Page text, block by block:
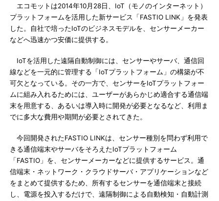
エコモットは2014年10月28日、IoT（モノのインターネット）
プラットフォームを活用した新サービス「FASTIO LINK」を発表
した。自社で培ったIoTのビジネスモデルを、センサーメーカー
などへ迅速かつ安価に提供する。
IoTを活用した遠隔自動制御には、センサーやサーバ、通信回
線などを一元的に管理する「IoTプラットフォーム」の構築が不
可欠となっている。その一方で、センサーをIoTプラットフォー
ムに組み入れるためには、ユーザーがあらかじめ適合する通信端
末を用意する、あるいは導入時に開発が必要となるなど、利用ま
でに多大な費用や期間が必要とされてきた。
今回開発されたFASTIO LINKは、センサー種別を問わず利用で
きる通信端末やサーバをそろえたIoTプラットフォーム
「FASTIO」を、センサーメーカーなどに提供するサービス。通
信端末・ネットワーク・クラウドサーバ・アプリケーションなど
をまとめて提供するため、所有するセンサーを通信端末と接続
し、電源を投入するだけで、遠隔制御による自動検知・自動計測